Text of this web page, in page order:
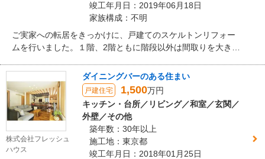
竣工年月日：2019年06月18日
家族構成：不明
ご実家への転居をきっかけに、戸建てのスケルトンリフォー
ムを行いました。１階、2階ともに階段以外は間取りを大きく
も、今までの壁付けタイプから対面へと変更し、開放的な空
間となりました。 「できるだけコストは押さえたい…でも直
したい所もたくさんある…。」とお困りのお客様。費用対効
果や工事範囲の区切り、ご希望の優先順位などを踏まえて、
お打ち合わせを重ねてプランとお見積もりのご提案を致しま
した。水回り設備は、お施主様にショールームへ足を運んで
いただき、実物を見て決めて頂きました。
株式会社フレッシュ
ハウス
ダイニングバーのある住まい
戸建住宅 1,500万円
キッチン・台所／リビング／和室／玄関／
外壁／その他
築年数：30年以上
施工地：東京都
竣工年月日：2018年01月25日